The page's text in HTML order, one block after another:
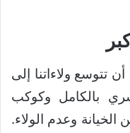
تتوسع ولاءاتنا إلى
بالكامل وكوكب
وعدم الولاء.